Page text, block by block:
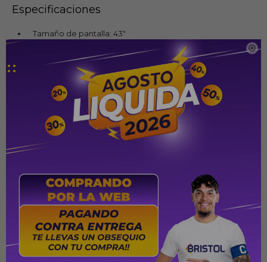

Especificaciones
Tamaño de pantalla: 43"
Resolución: 4K Ultra HD (3840 × 2160)
Tecnología de pantalla: LED UHD
Frecuencia de actualización: 60 Hz
Procesador: α5 AI 4K Gen6
Sistema operativo: webOS 23
Tecnologías de imagen: HDR10, HLG, 4K Upscaling, AI
Funciones para videojuegos: ALLM, HGiG y Optimizador
de Juegos
Potencia de audio: 20 W
Sistema de audio: 2.0 canales
Tecnologías de audio: AI Sound (Virtual 5.1), Clear Voice